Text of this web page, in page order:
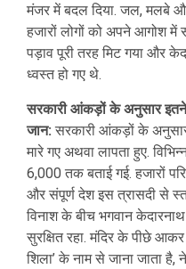
मंजर में बदल दिया. जल, मलबे
हजारों लोगों को अपने आगोश में
पड़ाव पूरी तरह मिट गया और
ध्वस्त हो गए थे.
सरकारी आंकड़ों के अनुसार इतने
जान: सरकारी आंकड़ों के
मारे गए अथवा लापता हुए.
6,000 तक बताई गई. हजारों
और संपूर्ण देश इस त्रासदी से
विनाश के बीच भगवान
सुरक्षित रहा. मंदिर के पीछे
शिला’ के नाम से जाना जाता